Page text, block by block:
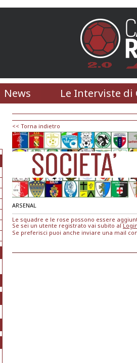
News Le Interviste di
<< Torna indietro
ARSENAL
Le squadre e le rose possono essere
Se sei un utente registrato vai subito al
Se preferisci puoi anche inviare una mail